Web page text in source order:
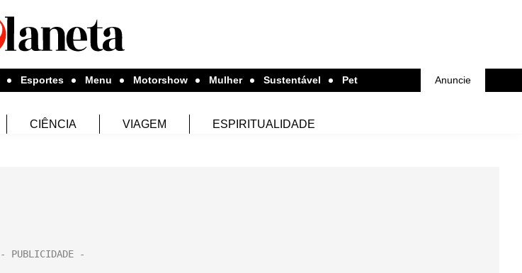
Esportes Menu Motorshow Mulher Sustentável Pet Anuncie
CIÊNCIA VIAGEM ESPIRITUALIDADE